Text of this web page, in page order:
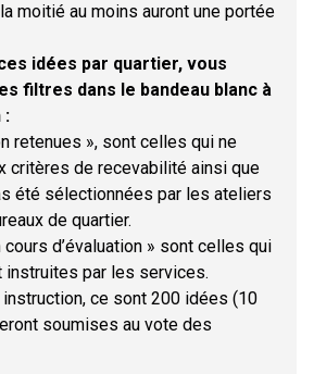
moitié au moins auront une portée
idées par quartier, vous
filtres dans le bandeau blanc à
:
retenues », sont celles qui ne
critères de recevabilité ainsi que
été sélectionnées par les ateliers
de quartier.
d’évaluation » sont celles qui
instruites par les services.
ce sont 200 idées (10
soumises au vote des